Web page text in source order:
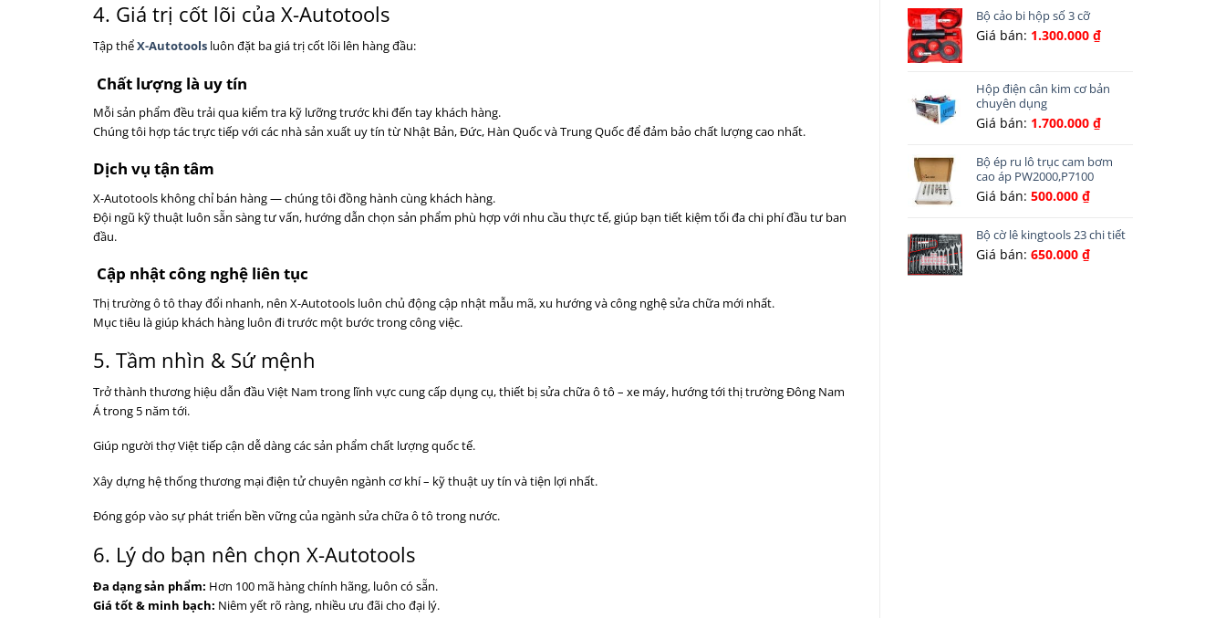
4. Giá trị cốt lõi của X-Autotools
Tập thểX-Autotools luôn đặt ba giá trị cốt lõi lên hàng đầu:
Chất lượng là uy tín
Mỗi sản phẩm đều trải qua kiểm tra kỹ lưỡng trước khi đến tay khách hàng.
Chúng tôi hợp tác trực tiếp với các nhà sản xuất uy tín từ Nhật Bản, Đức, Hàn Quốc và Trung Quốc để đảm bảo chất lượng cao nhất.
Dịch vụ tận tâm
X-Autotools không chỉ bán hàng — chúng tôi đồng hành cùng khách hàng.
Đội ngũ kỹ thuật luôn sẵn sàng tư vấn, hướng dẫn chọn sản phẩm phù hợp với nhu cầu thực tế, giúp bạn tiết kiệm tối đa chi phí đầu tư ban
đầu.
Cập nhật công nghệ liên tục
Thị trường ô tô thay đổi nhanh, nên X-Autotools luôn chủ động cập nhật mẫu mã, xu hướng và công nghệ sửa chữa mới nhất.
Mục tiêu là giúp khách hàng luôn đi trước một bước trong công việc.
5. Tầm nhìn & Sứ mệnh
Trở thành thương hiệu dẫn đầu Việt Nam trong lĩnh vực cung cấp dụng cụ, thiết bị sửa chữa ô tô – xe máy, hướng tới thị trường Đông Nam
Á trong 5 năm tới.
Giúp người thợ Việt tiếp cận dễ dàng các sản phẩm chất lượng quốc tế.
Xây dựng hệ thống thương mại điện tử chuyên ngành cơ khí – kỹ thuật uy tín và tiện lợi nhất.
Đóng góp vào sự phát triển bền vững của ngành sửa chữa ô tô trong nước.
6. Lý do bạn nên chọn X-Autotools
Đa dạng sản phẩm: Hơn 100 mã hàng chính hãng, luôn có sẵn.
Giá tốt & minh bạch: Niêm yết rõ ràng, nhiều ưu đãi cho đại lý.
Bộ cảo bi hộp số 3 cỡ
Giá bán: 1.300.000 ₫
Hộp điện cân kim cơ bản
chuyên dụng
Giá bán: 1.700.000 ₫
Bộ ép ru lô trục cam bơm
cao áp PW2000,P7100
Giá bán: 500.000 ₫
Bộ cờ lê kingtools 23 chi tiết
Giá bán: 650.000 ₫